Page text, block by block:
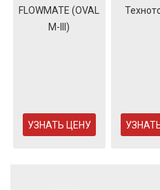
FLOWMATE (OVAL
M-III)
УЗНАТЬ ЦЕНУ